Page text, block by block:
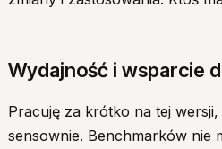
Wydajność i wsparcie
Pracuję za krótko na tej
sensownie. Benchmarków nie